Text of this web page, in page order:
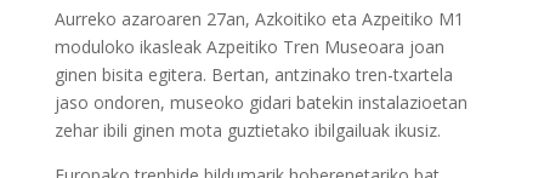
Aurreko azaroaren 27an, Azkoitiko eta Azpeitiko M1
moduloko ikasleak Azpeitiko Tren Museoara joan
ginen bisita egitera. Bertan, antzinako tren-txartela
jaso ondoren, museoko gidari batekin instalazioetan
zehar ibili ginen mota guztietako ibilgailuak ikusiz.